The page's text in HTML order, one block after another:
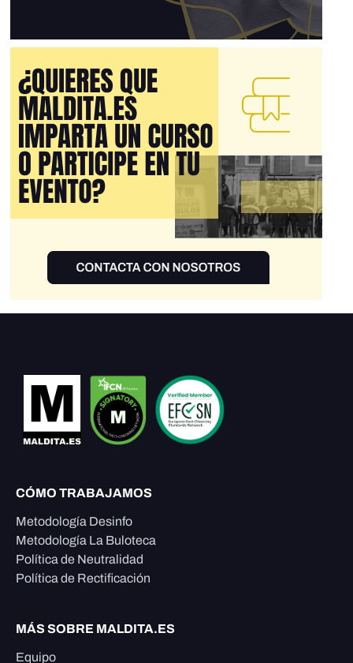
CÓMO TRABAJAMOS
Metodología Desinfo
Metodología La Buloteca
Política de Neutralidad
Política de Rectificación
MÁS SOBRE MALDITA.ES
Equipo